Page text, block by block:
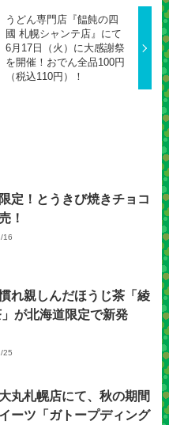
うどん専門店『饂飩の四
國 札幌シャンテ店』にて
6月17日（火）に大感謝祭
を開催！おでん全品100円
（税込110円）！
定！とうきび焼きチョコ
！
16
れ親しんだほうじ茶「綾
が北海道限定で新発
25
丸札幌店にて、秋の期間
ーツ「ガトープディング